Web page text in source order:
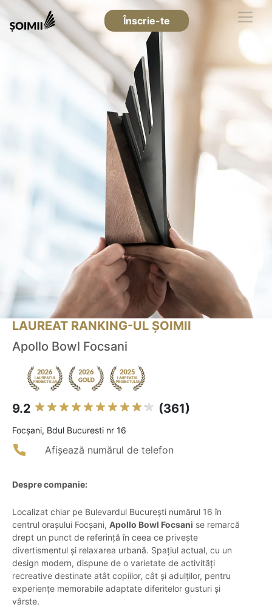
Înscrie-te
LAUREAT RANKING-UL ȘOIMII
Apollo Bowl Focsani
9.2 (361)
Focşani, Bdul Bucuresti nr 16
Afișează numărul de telefon
Despre companie:
Localizat chiar pe Bulevardul București numărul 16 în
centrul orașului Focșani, Apollo Bowl Focsani se remarcă
drept un punct de referință în ceea ce privește
divertismentul și relaxarea urbană. Spațiul actual, cu un
design modern, dispune de o varietate de activități
recreative destinate atât copiilor, cât și adulților, pentru
experiențe memorabile adaptate diferitelor gusturi și
vârste.